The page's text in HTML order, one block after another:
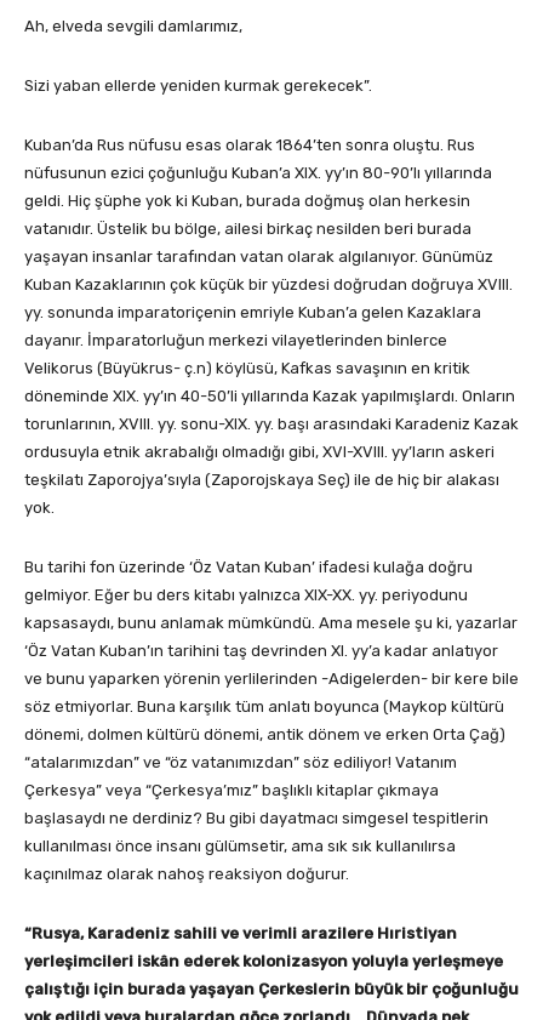
Ah, elveda sevgili damlarımız,
Sizi yaban ellerde yeniden kurmak gerekecek”.
Kuban’da Rus nüfusu esas olarak 1864’ten sonra oluştu. Rus
nüfusunun ezici çoğunluğu Kuban’a XIX. yy’ın 80-90’lı yıllarında
geldi. Hiç şüphe yok ki Kuban, burada doğmuş olan herkesin
vatanıdır. Üstelik bu bölge, ailesi birkaç nesilden beri burada
yaşayan insanlar tarafından vatan olarak algılanıyor. Günümüz
Kuban Kazaklarının çok küçük bir yüzdesi doğrudan doğruya XVIII.
yy. sonunda imparatoriçenin emriyle Kuban’a gelen Kazaklara
dayanır. İmparatorluğun merkezi vilayetlerinden binlerce
Velikorus (Büyükrus- ç.n) köylüsü, Kafkas savaşının en kritik
döneminde XIX. yy’ın 40-50’li yıllarında Kazak yapılmışlardı. Onların
torunlarının, XVIII. yy. sonu-XIX. yy. başı arasındaki Karadeniz Kazak
ordusuyla etnik akrabalığı olmadığı gibi, XVI-XVIII. yy’ların askeri
teşkilatı Zaporojya’sıyla (Zaporojskaya Seç) ile de hiç bir alakası
yok.
Bu tarihi fon üzerinde ‘Öz Vatan Kuban’ ifadesi kulağa doğru
gelmiyor. Eğer bu ders kitabı yalnızca XIX-XX. yy. periyodunu
kapsasaydı, bunu anlamak mümkündü. Ama mesele şu ki, yazarlar
‘Öz Vatan Kuban’ın tarihini taş devrinden XI. yy’a kadar anlatıyor
ve bunu yaparken yörenin yerlilerinden -Adigelerden- bir kere bile
söz etmiyorlar. Buna karşılık tüm anlatı boyunca (Maykop kültürü
dönemi, dolmen kültürü dönemi, antik dönem ve erken Orta Çağ)
“atalarımızdan” ve “öz vatanımızdan” söz ediliyor! Vatanım
Çerkesya” veya “Çerkesya’mız” başlıklı kitaplar çıkmaya
başlasaydı ne derdiniz? Bu gibi dayatmacı simgesel tespitlerin
kullanılması önce insanı gülümsetir, ama sık sık kullanılırsa
kaçınılmaz olarak nahoş reaksiyon doğurur.
“Rusya, Karadeniz sahili ve verimli arazilere Hıristiyan
yerleşimcileri iskân ederek kolonizasyon yoluyla yerleşmeye
çalıştığı için burada yaşayan Çerkeslerin büyük bir çoğunluğu